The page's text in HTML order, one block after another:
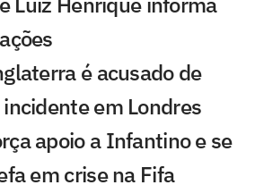
é acusado de
em Londres
apoio a Infantino e se
em crise na Fifa